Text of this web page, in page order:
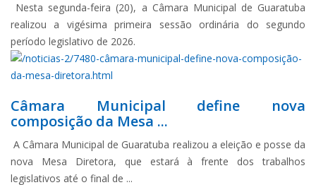
Nesta segunda-feira (20), a Câmara Municipal de Guaratuba
realizou a vigésima primeira sessão ordinária do segundo
período legislativo de 2026.
Câmara Municipal define nova
composição da Mesa ...
A Câmara Municipal de Guaratuba realizou a eleição e posse da
nova Mesa Diretora, que estará à frente dos trabalhos
legislativos até o final de ...